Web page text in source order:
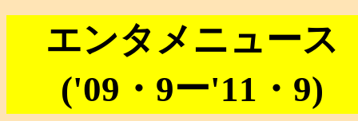
エンタメニュース
('09・9ー'11・9)